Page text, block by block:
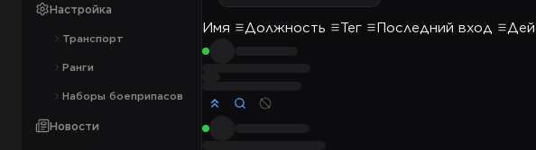
Настройка
Транспорт
Ранги
Наборы боеприпасов
Новости
Имя Должность Тег Последний вход